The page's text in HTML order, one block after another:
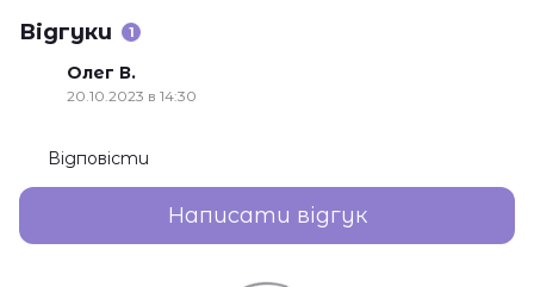
Відгуки 1
Олег В.
20.10.2023 в 14:30
Відповісти
Написати відгук